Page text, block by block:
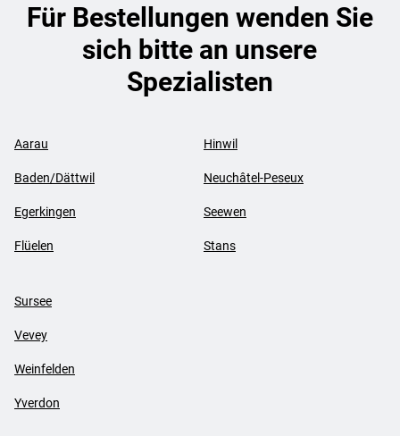
Für Bestellungen wenden Sie
sich bitte an unsere
Spezialisten
Aarau
Baden/Dättwil
Egerkingen
Flüelen
Hinwil
Neuchâtel-Peseux
Seewen
Stans
Sursee
Vevey
Weinfelden
Yverdon